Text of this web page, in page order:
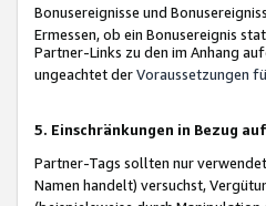
Bonusereignisse und
Ermessen, ob ein Bonusereignis
Partner-Links zu den im Anhang
ungeachtet derVoraussetzungen
5. Einschränkungen in Bezug
Partner-Tags sollten nur
Namen handelt) versuchst,